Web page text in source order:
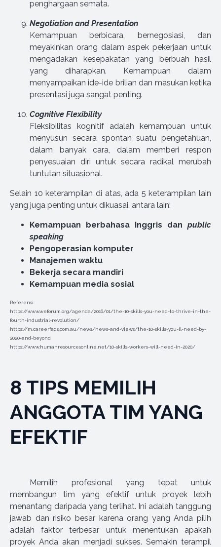
penghargaan semata.
Negotiation and Presentation
Kemampuan berbicara, bernegosiasi, dan
meyakinkan orang dalam aspek pekerjaan untuk
mengadakan kesepakatan yang berbuah hasil
yang diharapkan. Kemampuan dalam
menyampaikan ide-ide brilian dan masukan ketika
presentasi juga sangat penting.
Cognitive Flexibility
Fleksibilitas kognitif adalah kemampuan untuk
menyusun secara spontan suatu pengetahuan,
dalam banyak cara, dalam memberi respon
penyesuaian diri untuk secara radikal merubah
tuntutan situasional.
Selain 10 keterampilan di atas, ada 5 keterampilan lain
yang juga penting untuk dikuasai, antara lain:
Kemampuan berbahasa Inggris dan public
speaking
Pengoperasian komputer
Manajemen waktu
Bekerja secara mandiri
Kemampuan media sosial
Referensi:
https://www.weforum.org/agenda/2016/01/the-10-skills-you-need-to-thrive-in-the-
fourth-industrial-revolution/
https://m.careerfaqs.com.au/news/news-and-views/the-10-skills-you-ll-need-by-
2020-and-beyond
https://www.humanresourcesonline.net/10-skills-workers-will-need-in-2020/
8 TIPS MEMILIH
ANGGOTA TIM YANG
EFEKTIF
Memilih profesional yang tepat untuk
membangun tim yang efektif untuk proyek lebih
menantang daripada yang terlihat. Ini adalah tanggung
jawab dan risiko besar karena orang yang Anda pilih
adalah faktor terbesar untuk menentukan apakah
proyek Anda akan menjadi sukses. Semakin terampil